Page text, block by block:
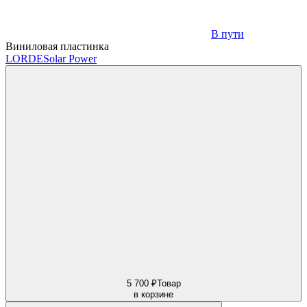
В пути
Виниловая пластинка
LORDESolar Power
5 700 ₽Товар
в корзине